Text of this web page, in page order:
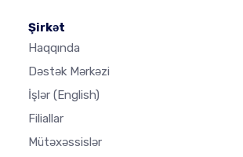
Şirkət
Haqqında
Dəstək Mərkəzi
İşlər (English)
Filiallar
Mütəxəssislər